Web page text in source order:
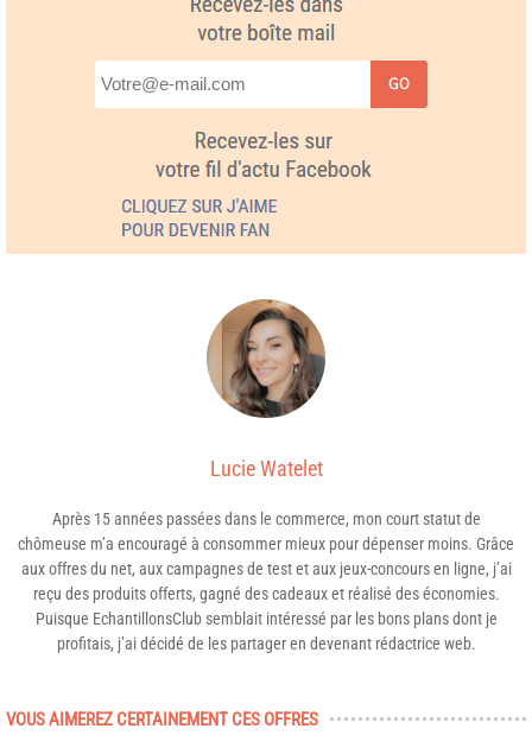
GO
Lucie Watelet
Après 15 années passées dans le commerce, mon court statut de
chômeuse m’a encouragé à consommer mieux pour dépenser moins. Grâce
aux offres du net, aux campagnes de test et aux jeux-concours en ligne, j’ai
reçu des produits offerts, gagné des cadeaux et réalisé des économies.
Puisque EchantillonsClub semblait intéressé par les bons plans dont je
profitais, j’ai décidé de les partager en devenant rédactrice web.
VOUS AIMEREZ CERTAINEMENT CES OFFRES